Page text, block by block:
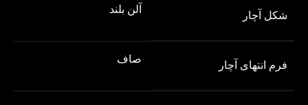
شکل آچار
آلن بلند
فرم انتهای آچار
صاف